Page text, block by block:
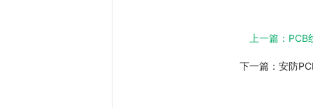
上一篇： PCB
下一篇： 安防